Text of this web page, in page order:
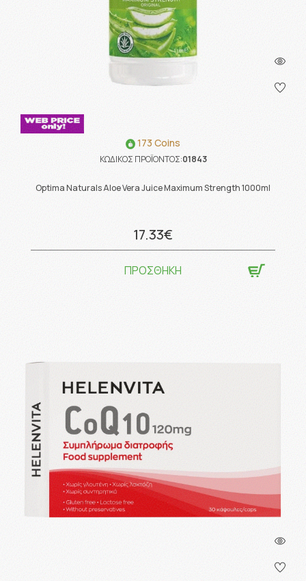
173 Coins
ΚΩΔΙΚΟΣ ΠΡΟΪΟΝΤΟΣ:01843
Optima Naturals Aloe Vera Juice Maximum Strength 1000ml
17.33€
ΠΡΟΣΘΗΚΗ